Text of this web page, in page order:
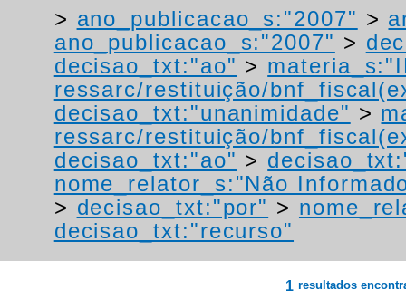
> ano_publicacao_s:"2007" >
ano_publicacao_s:"2007" >
decisao_txt:"ao" >
ressarc/restituição/
decisao_txt:"unanimidade" >
ressarc/restituição/
decisao_txt:"ao" >
nome_relator_s:"Não
> decisao_txt:"por" >
decisao_txt:"recurso"
1 resultados